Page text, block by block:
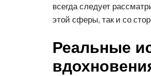
всегда следует
этой сферы, так и со
Реальные